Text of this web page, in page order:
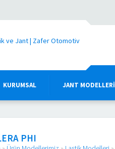
KURUMSAL JANT MODELLERI
PHI